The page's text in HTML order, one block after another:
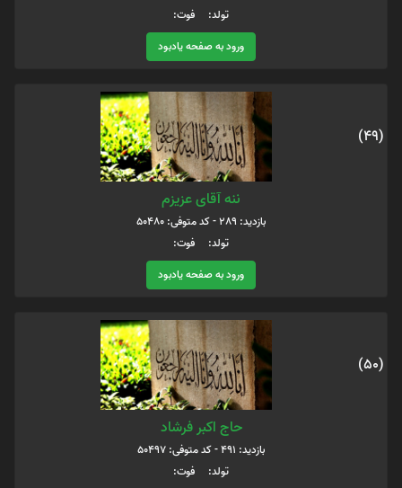
تولد: فوت:
ورود به صفحه یادبود
(49)
ننه آقای عزیزم
بازدید: 289 - کد متوفی: 50480
تولد: فوت:
ورود به صفحه یادبود
(50)
حاج اکبر فرشاد
بازدید: 491 - کد متوفی: 50497
تولد: فوت: